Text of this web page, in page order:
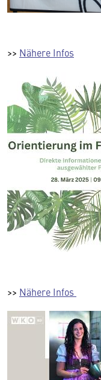
>> Nähere Infos
>> Nähere Infos